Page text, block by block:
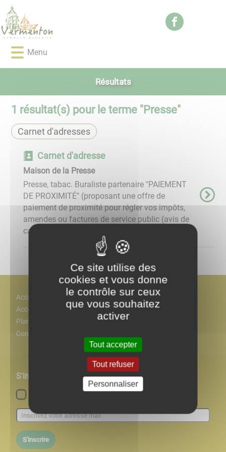
Lien
d'accès
rapide
au
menu
Lien
d'accès
rapide
au
contenu
Lien
d'accès
rapide
à
Lien
d'accès
rapide
au
pied
Menu
Résultats
1 résultat(s) pour le terme "Presse"
Carnet d'adresses
Carnet d'adresse
Maison de la Presse
Presse, tabac. Buraliste partenaire "PAIEMENT
DE PROXIMITÉ" (proposant une offre de
paiement de proximité pour régler vos impôts,
amendes ou factures de service public (avis de
cantine, de crèche, d’hôpital…). ...
Accès
Accessiblité
Plan
Contact
S'inscrire à notre newsletter
Lettre d'information par défaut
S'inscrire
Panneau de gestion des cookies
Ce site utilise des
cookies et vous donne
le contrôle sur ceux
que vous souhaitez
activer
Tout accepter
Tout refuser
Personnaliser